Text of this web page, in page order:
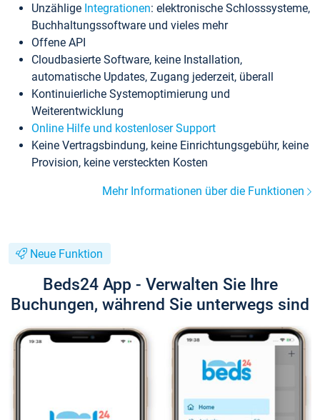
Unzählige Integrationen: elektronische Schlosssysteme,
Buchhaltungssoftware und vieles mehr
Offene API
Cloudbasierte Software, keine Installation,
automatische Updates, Zugang jederzeit, überall
Kontinuierliche Systemoptimierung und
Weiterentwicklung
Online Hilfe und kostenloser Support
Keine Vertragsbindung, keine Einrichtungsgebühr, keine
Provision, keine versteckten Kosten
Mehr Informationen über die Funktionen
Neue Funktion
Beds24 App - Verwalten Sie Ihre
Buchungen, während Sie unterwegs sind